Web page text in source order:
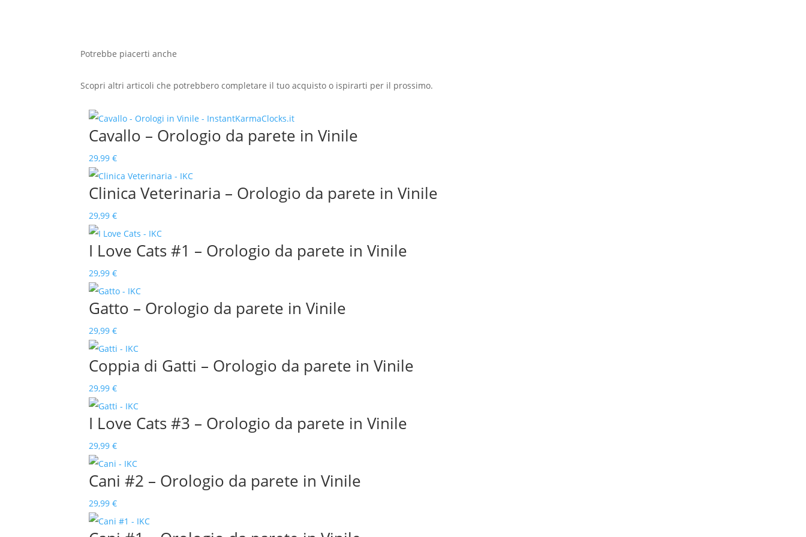
Potrebbe piacerti anche
Scopri altri articoli che potrebbero completare il tuo acquisto o ispirarti per il prossimo.
Cavallo – Orologio da parete in Vinile
29,99€
Clinica Veterinaria – Orologio da parete in Vinile
29,99€
I Love Cats #1 – Orologio da parete in Vinile
29,99€
Gatto – Orologio da parete in Vinile
29,99€
Coppia di Gatti – Orologio da parete in Vinile
29,99€
I Love Cats #3 – Orologio da parete in Vinile
29,99€
Cani #2 – Orologio da parete in Vinile
29,99€